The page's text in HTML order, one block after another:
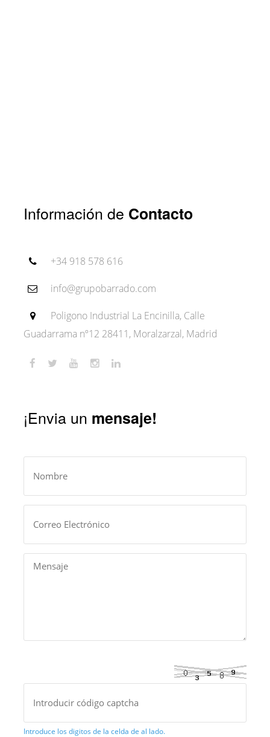
Información de Contacto
+34 918 578 616
info@grupobarrado.com
Poligono Industrial La Encinilla, Calle
Guadarrama nº12 28411, Moralzarzal, Madrid
¡Envia un mensaje!
Introduce los digitos de la celda de al lado.